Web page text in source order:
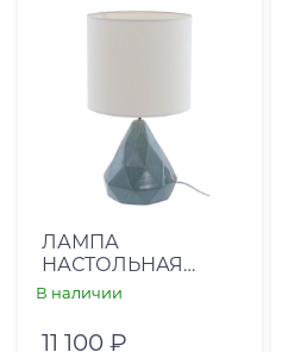
ЛАМПА
НАСТОЛЬНАЯ
SOUVENIR (00-
В наличии
11 100 ₽